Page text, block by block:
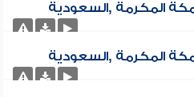
المكرمة ,السعودية
المكرمة ,السعودية